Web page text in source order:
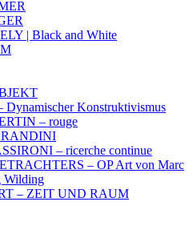
| Black and White
Konstruktivismus
– rouge
– ricerche continue
– OP Art von Marc
Wilding
– ZEIT UND RAUM